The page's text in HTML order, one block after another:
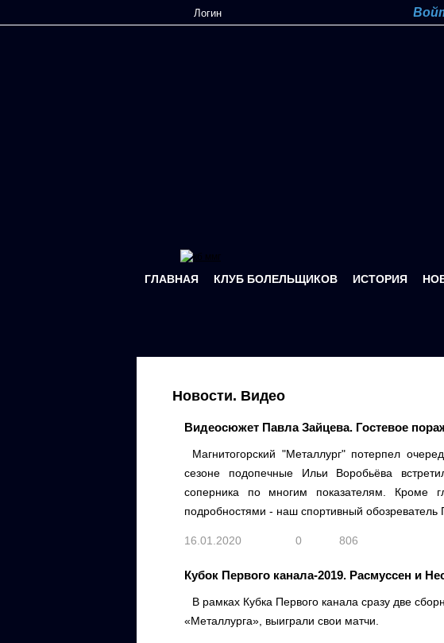
ГЛАВНАЯ КЛУБ БОЛЕЛЬЩИКОВ ИСТОРИЯ
Новости. Видео
Видеосюжет Павла Зайцева. Гостевое
Магнитогорский "Металлург" потерпел
сезоне подопечные Ильи Воробьёва
соперника по многим показателям. Кроме
подробностями - наш спортивный обозреватель
16.01.2020 0 806
Кубок Первого канала-2019. Расмуссен и
В рамках Кубка Первого канала сразу две
«Металлурга», выиграли свои матчи.